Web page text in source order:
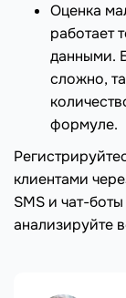
Оценка
работает
данными.
сложно,
формуле.
клиентами
SMS и чат-
анализируйте